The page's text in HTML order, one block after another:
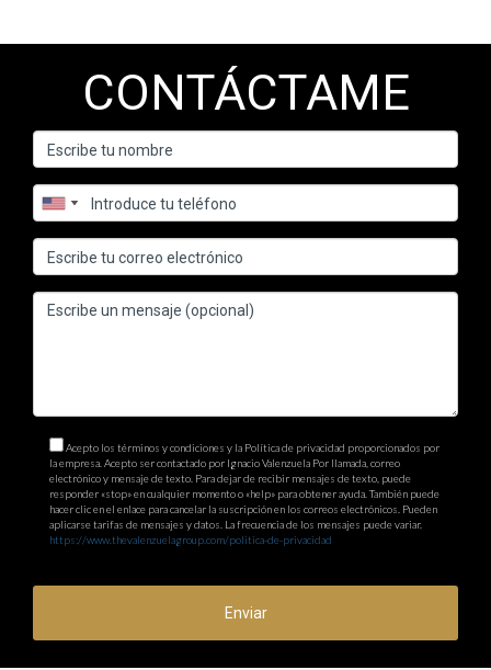
CONTÁCTAME
Acepto los términos y condiciones y la Política de privacidad proporcionados por
la empresa. Acepto ser contactado por Ignacio Valenzuela Por llamada, correo
electrónico y mensaje de texto. Para dejar de recibir mensajes de texto, puede
responder «stop» en cualquier momento o «help» para obtener ayuda. También puede
hacer clic en el enlace para cancelar la suscripción en los correos electrónicos. Pueden
aplicarse tarifas de mensajes y datos. La frecuencia de los mensajes puede variar.
https://www.thevalenzuelagroup.com/politica-de-privacidad
Enviar